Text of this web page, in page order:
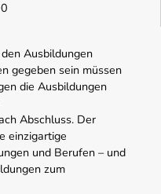
Ausbildungen
gegeben sein müssen
die Ausbildungen
Abschluss. Der
einzigartige
und Berufen – und
zum